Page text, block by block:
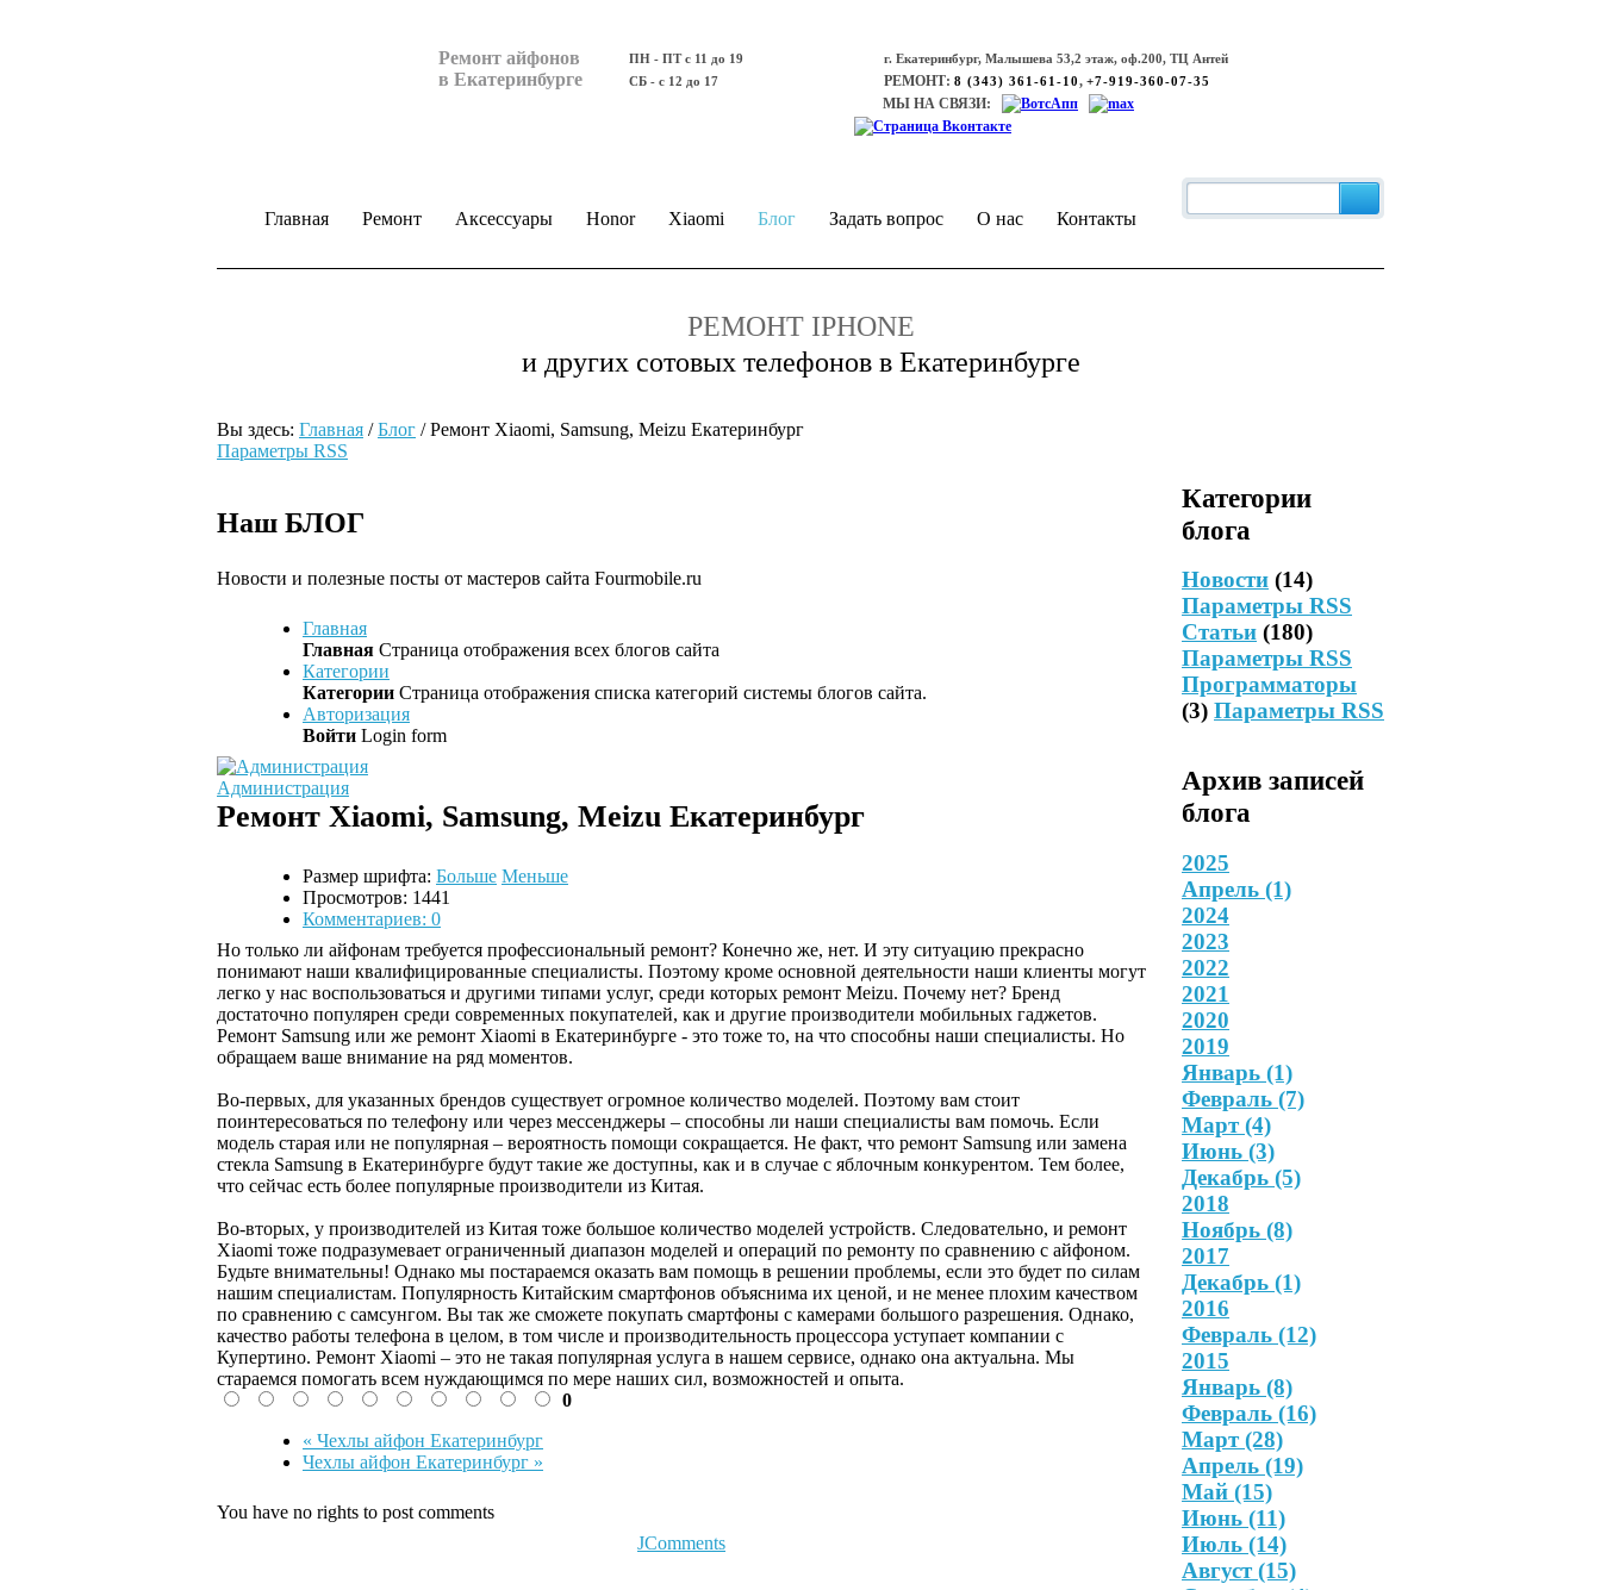
Ремонт айфонов
в Екатеринбурге
ПН - ПТ с 11 до 19
СБ - с 12 до 17
г. Екатеринбург, Малышева 53,2 этаж, оф.200, ТЦ Антей
РЕМОНТ: 8 (343) 361-61-10, +7-919-360-07-35
МЫ НА СВЯЗИ:
Главная Ремонт Аксессуары Honor Xiaomi Блог Задать вопрос О нас Контакты
РЕМОНТ IPHONE
и других сотовых телефонов в Екатеринбурге
Вы здесь: Главная /Блог /Ремонт Xiaomi, Samsung, Meizu Екатеринбург
Параметры RSS
Наш БЛОГ
Новости и полезные посты от мастеров сайта Fourmobile.ru
Главная
Главная Страница отображения всех блогов сайта
Категории
Категории Страница отображения списка категорий системы блогов сайта.
Авторизация
Войти Login form
Администрация
Ремонт Xiaomi, Samsung, Meizu Екатеринбург
Размер шрифта: Больше Меньше
Просмотров: 1441
Комментариев: 0
Но только ли айфонам требуется профессиональный ремонт? Конечно же, нет. И эту ситуацию прекрасно
понимают наши квалифицированные специалисты. Поэтому кроме основной деятельности наши клиенты могут
легко у нас воспользоваться и другими типами услуг, среди которых ремонт Meizu. Почему нет? Бренд
достаточно популярен среди современных покупателей, как и другие производители мобильных гаджетов.
Ремонт Samsung или же ремонт Xiaomi в Екатеринбурге - это тоже то, на что способны наши специалисты. Но
обращаем ваше внимание на ряд моментов.
Во-первых, для указанных брендов существует огромное количество моделей. Поэтому вам стоит
поинтересоваться по телефону или через мессенджеры – способны ли наши специалисты вам помочь. Если
модель старая или не популярная – вероятность помощи сокращается. Не факт, что ремонт Samsung или замена
стекла Samsung в Екатеринбурге будут такие же доступны, как и в случае с яблочным конкурентом. Тем более,
что сейчас есть более популярные производители из Китая.
Во-вторых, у производителей из Китая тоже большое количество моделей устройств. Следовательно, и ремонт
Xiaomi тоже подразумевает ограниченный диапазон моделей и операций по ремонту по сравнению с айфоном.
Будьте внимательны! Однако мы постараемся оказать вам помощь в решении проблемы, если это будет по силам
нашим специалистам. Популярность Китайским смартфонов объяснима их ценой, и не менее плохим качеством
по сравнению с самсунгом. Вы так же сможете покупать смартфоны с камерами большого разрешения. Однако,
качество работы телефона в целом, в том числе и производительность процессора уступает компании с
Купертино. Ремонт Xiaomi – это не такая популярная услуга в нашем сервисе, однако она актуальна. Мы
стараемся помогать всем нуждающимся по мере наших сил, возможностей и опыта.
0
« Чехлы айфон Екатеринбург
Чехлы айфон Екатеринбург »
You have no rights to post comments
JComments
Категории
блога
Новости (14)
Параметры RSS
Статьи (180)
Параметры RSS
Программаторы
(3) Параметры RSS
Архив записей
блога
2025
Апрель (1)
2024
2023
2022
2021
2020
2019
Январь (1)
Февраль (7)
Март (4)
Июнь (3)
Декабрь (5)
2018
Ноябрь (8)
2017
Декабрь (1)
2016
Февраль (12)
2015
Январь (8)
Февраль (16)
Март (28)
Апрель (19)
Май (15)
Июнь (11)
Июль (14)
Август (15)